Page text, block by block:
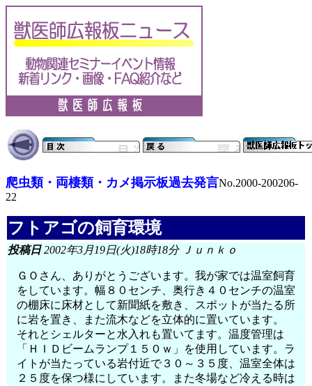
爬虫類・両棲類・カメ掲示板過去発言No.2000-200206-
22
フトアゴの飼育環境
投稿日2002年3月19日(火)18時18分 Ｊｕｎｋｏ
ＧＯさん、ありがとうございます。我が家では温室飼育
をしています。幅８０センチ、奥行き４０センチの温室
の棚床に床材として新聞紙を敷き、スポットが当たる所
に岩を置き、また流木などを立体的に置いています。
それとシェルターと水入れも置いてます。温度管理は
「ＨＩＤビームランプ１５０ｗ」を使用しています。ラ
イトが当たっている岩付近で３０～３５度、温室全体は
２５度を保つ様にしています。また冬場など冷える時は